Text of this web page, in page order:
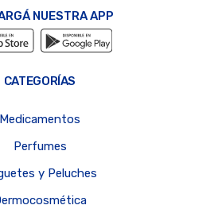
NUESTRA APP
CATEGORÍAS
Medicamentos
Perfumes
y Peluches